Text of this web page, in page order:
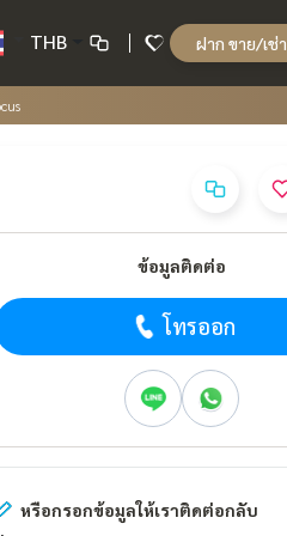
THB ฝาก ขาย/เช่า
ข้อมูลติดต่อ
โทรออก
หรือกรอกข้อมูลให้เราติดต่อกลับ